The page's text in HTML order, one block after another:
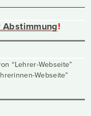
!
“Lehrer-Webseite”
Webseite”